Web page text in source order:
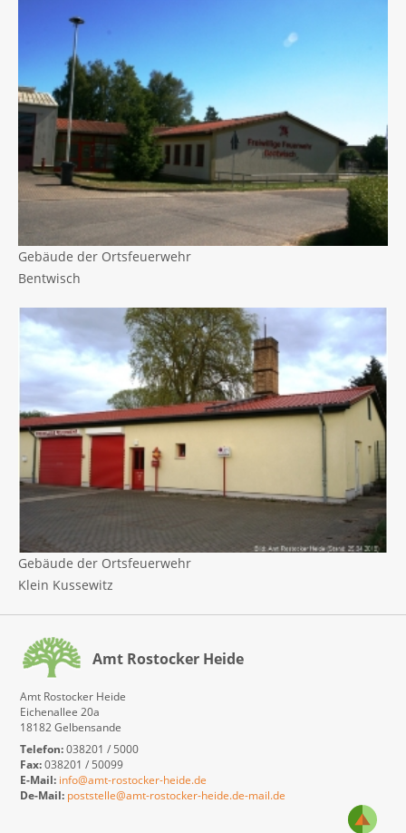
Gebäude der Ortsfeuerwehr
Bentwisch
Gebäude der Ortsfeuerwehr
Klein Kussewitz
Amt Rostocker Heide
Amt Rostocker Heide
Eichenallee 20a
18182 Gelbensande
Telefon:038201 / 5000
Fax:038201 / 50099
E-Mail: info@amt-rostocker-heide.de
De-Mail: poststelle@amt-rostocker-heide.de-mail.de